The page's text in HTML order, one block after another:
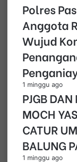
Polres
Anggota
Wujud
1 minggu ago
PJGB
MOCH
CATUR
BALUNG
1 minggu ago